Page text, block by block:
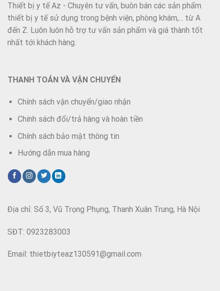
Thiết bị y tế Az - Chuyên tư vấn, buôn bán các sản phẩm
thiết bị y tế sử dụng trong bệnh viện, phòng khám,... từ A
đến Z. Luôn luôn hỗ trợ tư vấn sản phẩm và giá thành tốt
nhất tới khách hàng.
Địa chỉ: Số 3, Vũ Trọng Phụng, Thanh Xuân Trung, Hà Nội
SĐT: 0923283003
Email: thietbiyteaz130591@gmail.com
THANH TOÁN VÀ VẬN CHUYỂN
Chính sách vận chuyển/giao nhận
Chính sách đổi/trả hàng và hoàn tiền
Chính sách bảo mật thông tin
Hướng dẫn mua hàng